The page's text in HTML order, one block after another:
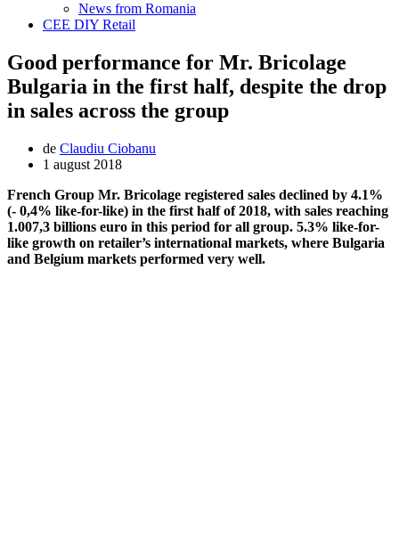
News from Romania
CEE DIY Retail
Good performance for Mr. Bricolage
Bulgaria in the first half, despite the drop
in sales across the group
de Claudiu Ciobanu
1 august 2018
French Group Mr. Bricolage registered sales declined by 4.1%
(- 0,4% like-for-like) in the first half of 2018, with sales reaching
1.007,3 billions euro in this period for all group. 5.3% like-for-
like growth on retailer’s international markets, where Bulgaria
and Belgium markets performed very well.